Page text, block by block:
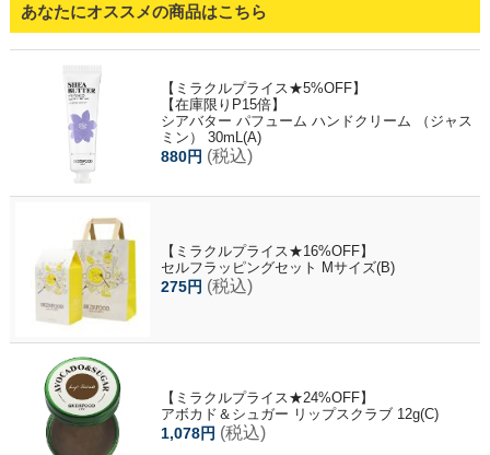
あなたにオススメの商品はこちら
【ミラクルプライス★5%OFF】
【在庫限りP15倍】
シアバター パフューム ハンドクリーム （ジャス
ミン） 30mL(A)
880円 (税込)
【ミラクルプライス★16%OFF】
セルフラッピングセット Mサイズ(B)
275円 (税込)
【ミラクルプライス★24%OFF】
アボカド＆シュガー リップスクラブ 12g(C)
1,078円 (税込)